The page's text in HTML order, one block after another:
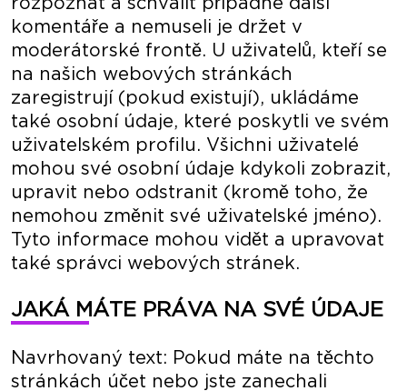
komentáře a nemuseli je držet v
moderátorské frontě. U uživatelů, kteří se
na našich webových stránkách
zaregistrují (pokud existují), ukládáme
také osobní údaje, které poskytli ve svém
uživatelském profilu. Všichni uživatelé
mohou své osobní údaje kdykoli zobrazit,
upravit nebo odstranit (kromě toho, že
nemohou změnit své uživatelské jméno).
Tyto informace mohou vidět a upravovat
také správci webových stránek.
JAKÁ MÁTE PRÁVA NA SVÉ ÚDAJE
Navrhovaný text: Pokud máte na těchto
stránkách účet nebo jste zanechali